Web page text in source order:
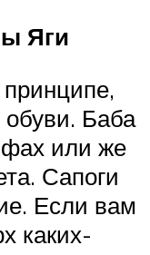
Яги
Баба
или же
Сапоги
Если вам
каких-